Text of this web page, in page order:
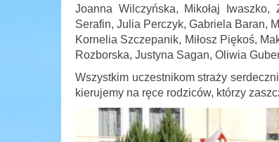
Joanna Wilczyńska, Mikołaj
Serafin, Julia Perczyk, Gabriela Baran,
Kornelia Szczepanik, Miłosz Piękoś,
Rozborska, Justyna Sagan, Oliwia
Wszystkim uczestnikom straży
kierujemy na ręce rodziców, którzy